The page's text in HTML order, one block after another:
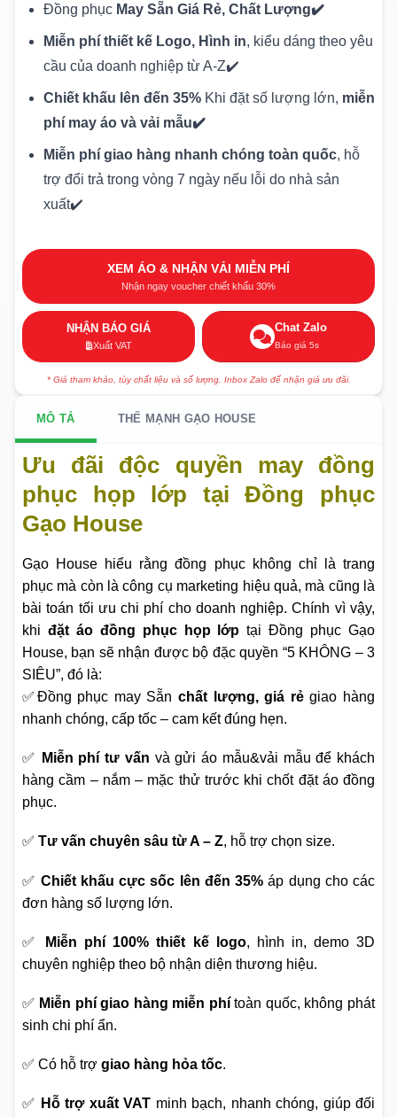
Đồng phục May Sẵn Giá Rẻ, Chất Lượng✔️
Miễn phí thiết kế Logo, Hình in, kiểu dáng theo yêu
cầu của doanh nghiệp từ A-Z✔️
Chiết khấu lên đến 35% Khi đặt số lượng lớn, miễn
phí may áo và vải mẫu✔️
Miễn phí giao hàng nhanh chóng toàn quốc, hỗ
trợ đổi trả trong vòng 7 ngày nếu lỗi do nhà sản
xuất✔️
XEM ÁO & NHẬN VẢI MIỄN PHÍ
Nhận ngay voucher chiết khấu 30%
NHẬN BÁO GIÁ
Xuất VAT
Chat Zalo
Báo giá 5s
* Giá tham khảo, tùy chất liệu và số lượng. Inbox Zalo để nhận giá ưu đãi.
MÔ TẢ THẾ MẠNH GẠO HOUSE
Ưu đãi độc quyền may đồng
phục họp lớp tại Đồng phục
Gạo House
Gạo House hiểu rằng đồng phục không chỉ là trang
phục mà còn là công cụ marketing hiệu quả, mà cũng là
bài toán tối ưu chi phí cho doanh nghiệp. Chính vì vậy,
khi đặt áo đồng phục họp lớp tại Đồng phục Gạo
House, bạn sẽ nhận được bộ đặc quyền “5 KHÔNG – 3
SIÊU”, đó là:
✅Đồng phục may Sẵn chất lượng, giá rẻgiao hàng
nhanh chóng, cấp tốc – cam kết đúng hẹn.
✅ Miễn phí tư vấn và gửi áo mẫu&vải mẫu để khách
hàng cầm – nắm – mặc thử trước khi chốt đặt áo đồng
phục.
✅ Tư vấn chuyên sâu từ A – Z, hỗ trợ chọn size.
✅ Chiết khấu cực sốc lên đến 35% áp dụng cho các
đơn hàng số lượng lớn.
✅ Miễn phí 100% thiết kế logo, hình in, demo 3D
chuyên nghiệp theo bộ nhận diện thương hiệu.
✅ Miễn phí giao hàng miễn phítoàn quốc, không phát
sinh chi phí ẩn.
✅ Có hỗ trợ giao hàng hỏa tốc.
✅ Hỗ trợ xuất VAT minh bạch, nhanh chóng, giúp đối